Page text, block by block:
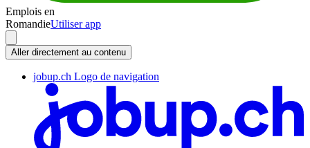
Emplois en
RomandieUtiliser app
Aller directement au contenu
jobup.ch Logo de navigation